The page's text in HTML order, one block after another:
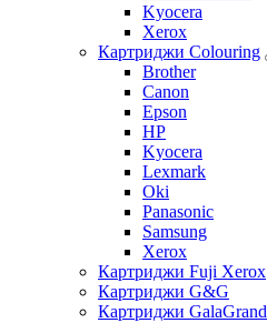
Kyocera
Xerox
Картриджи Colouring
Brother
Canon
Epson
HP
Kyocera
Lexmark
Oki
Panasonic
Samsung
Xerox
Картриджи Fuji Xerox
Картриджи G&G
Картриджи GalaGrand